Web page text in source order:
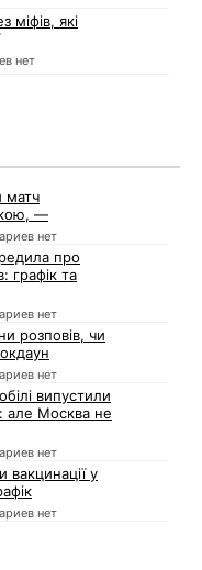
міфів, які
нет
матч
—
нет
про
графік та
нет
розповів, чи
нет
випустили
але Москва не
нет
у
нет